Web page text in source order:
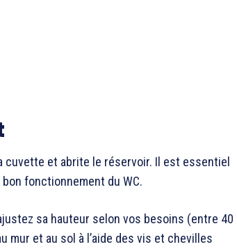
et abrite le réservoir. Il est essentiel
fonctionnement du WC.
sa hauteur selon vos besoins (entre 40
mur et au sol à l’aide des vis et chevilles